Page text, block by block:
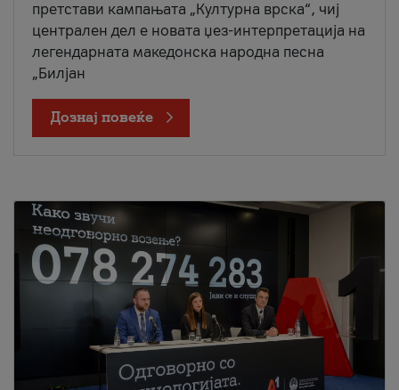
претстави кампањата „Културна врска“, чиј
централен дел е новата џез-интерпретација на
легендарната македонска народна песна
„Билјан
Дознај повеќе